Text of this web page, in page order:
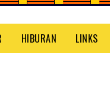
HIBURAN LINKS